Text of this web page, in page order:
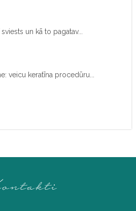
un kā to pagatav...
veicu keratīna procedūru...